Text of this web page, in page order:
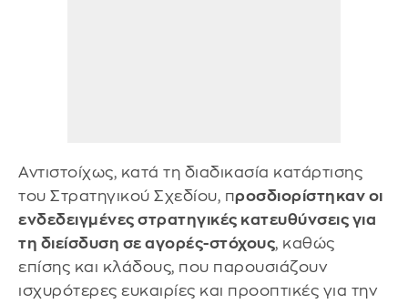
Αντιστοίχως, κατά τη διαδικασία κατάρτισης
του Στρατηγικού Σχεδίου, προσδιορίστηκαν οι
ενδεδειγμένες στρατηγικές κατευθύνσεις για
τη διείσδυση σε αγορές-στόχους, καθώς
επίσης και κλάδους, που παρουσιάζουν
ισχυρότερες ευκαιρίες και προοπτικές για την